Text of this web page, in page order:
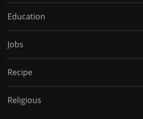
Education
Jobs
Recipe
Religious